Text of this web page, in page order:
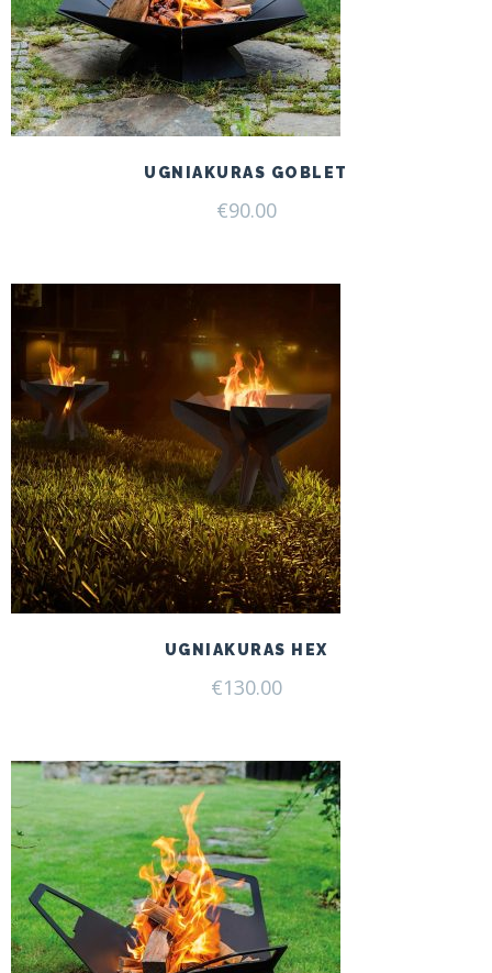
UGNIAKURAS GOBLET
€90.00
UGNIAKURAS HEX
€130.00